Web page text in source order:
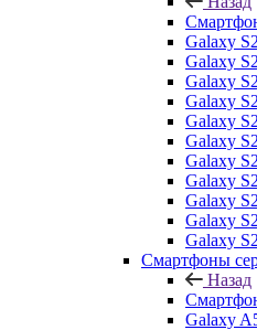
Galaxy
Galaxy
Galaxy
Galaxy
Galaxy
Galaxy
Galaxy
Galaxy
Galaxy
Galaxy
Galaxy
Смартфоны
Назад
Galaxy